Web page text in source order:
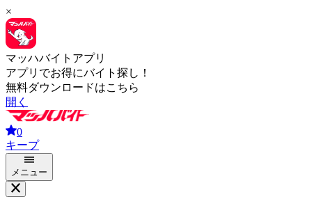
×
マッハバイトアプリ
アプリでお得にバイト探し！
無料ダウンロードはこちら
開く
0
キープ
メニュー